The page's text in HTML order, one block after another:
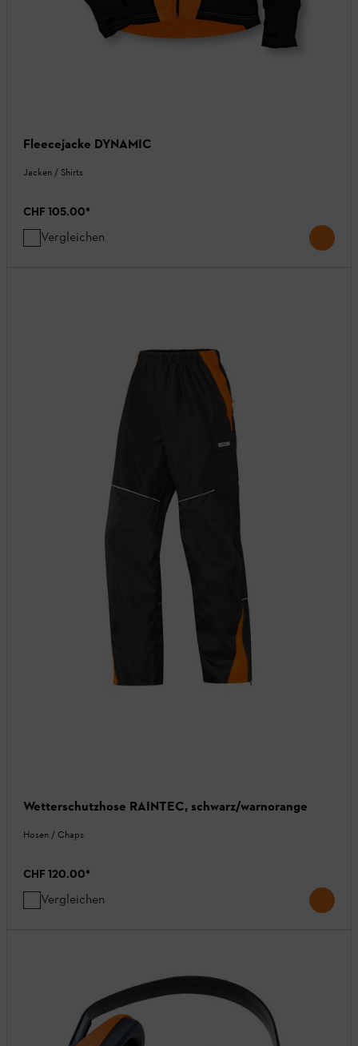
Fleecejacke DYNAMIC
Jacken / Shirts
CHF 105.00*
Vergleichen
Wetterschutzhose RAINTEC, schwarz/warnorange
Hosen / Chaps
CHF 120.00*
Vergleichen